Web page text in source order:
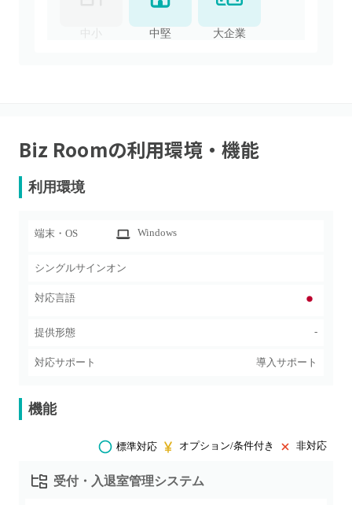
中堅 大企業
Biz Roomの利用環境・機能
利用環境
端末・OS Windows
シングルサインオン
対応言語
提供形態 -
対応サポート 導入サポート
機能
標準対応 オプション/条件付き 非対応
受付・入退室管理システム